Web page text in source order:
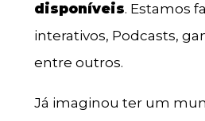
disponíveis. Estamos
interativos, Podcasts,
entre outros.
Já imaginou ter um